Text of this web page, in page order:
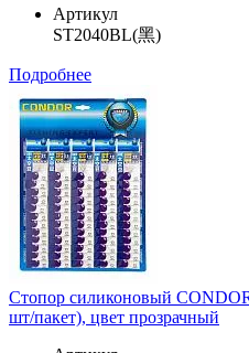
Артикул
ST2040BL(黑)
Подробнее
Стопор силиконовый
шт/пакет), цвет прозрачный